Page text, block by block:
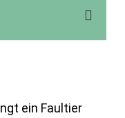
ein Faultier